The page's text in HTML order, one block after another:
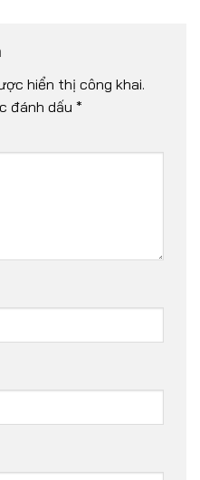
hiển thị công khai.
đánh dấu *